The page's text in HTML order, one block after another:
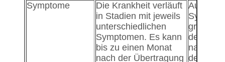
Symptome
Die Krankheit verläuft
in Stadien mit jeweils
unterschiedlichen
Symptomen. Es kann
bis zu einen Monat
nach der Übertragung
Auch
der
nach
der